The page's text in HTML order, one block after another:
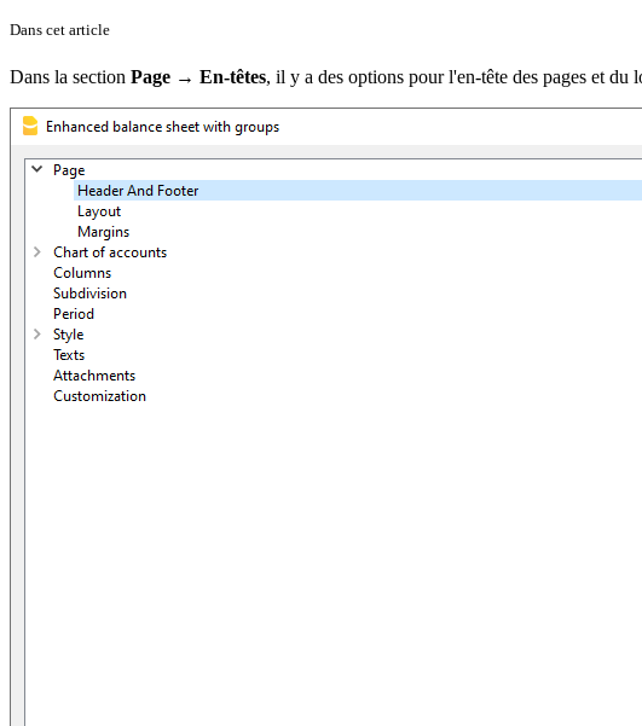
Dans cet article
Dans la section Page → En-têtes, il y a des options pour l'en-tête des pages et